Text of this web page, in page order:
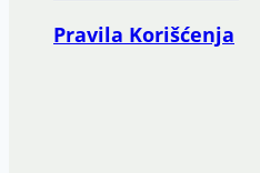
Pravila Korišćenja